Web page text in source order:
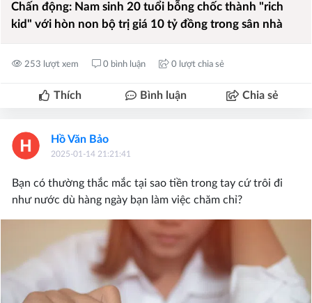
Chấn động: Nam sinh 20 tuổi bỗng chốc thành "rich
kid" với hòn non bộ trị giá 10 tỷ đồng trong sân nhà
253 lượt xem 0 bình luận 0 lượt chia sẻ
Thích Bình luận Chia sẻ
Hồ Văn Bảo
2025-01-14 21:21:41
Bạn có thường thắc mắc tại sao tiền trong tay cứ trôi đi
như nước dù hàng ngày bạn làm việc chăm chỉ?